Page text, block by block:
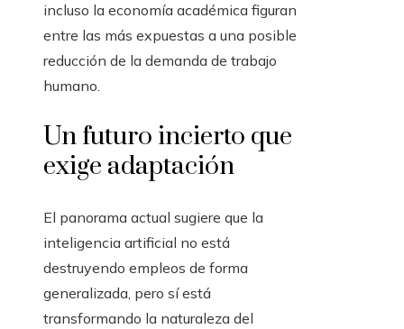
incluso la economía académica figuran
entre las más expuestas a una posible
reducción de la demanda de trabajo
humano.
Un futuro incierto que
exige adaptación
El panorama actual sugiere que la
inteligencia artificial no está
destruyendo empleos de forma
generalizada, pero sí está
transformando la naturaleza del